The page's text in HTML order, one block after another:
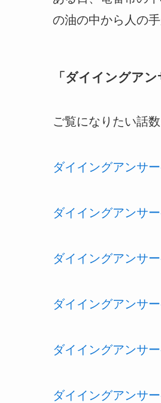
の油の中から人の
「 ダイイングアン
ご覧になりたい話
ダイイングアンサ
ダイイングアンサ
ダイイングアンサ
ダイイングアンサ
ダイイングアンサ
ダイイングアンサ